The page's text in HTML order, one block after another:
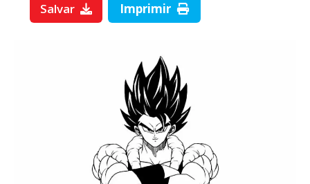
Salvar Imprimir